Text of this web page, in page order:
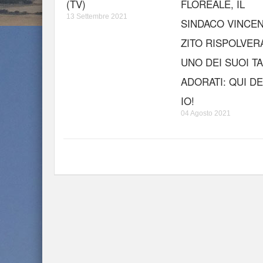
(TV)
13 Settembre 2021
FLOREALE, IL
SINDACO
ZITO
UNO DEI SUOI
ADORATI: QUI
IO!
04 Agosto 2021